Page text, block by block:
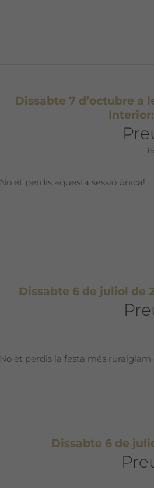
Dissabte 7 d’octubre a
No et perdis aquesta sessió única!
Dissabte 6 de juliol de
No et perdis la festa més ruralglam
Dissabte 6 de